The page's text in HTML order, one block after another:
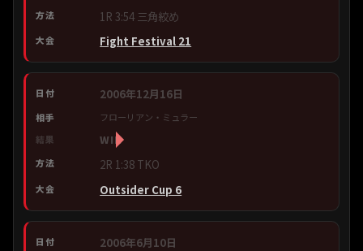
1R 3:54 三角絞め
Fight Festival 21
2006年12月16日
フローリアン・ミュラー
WIN
2R 1:38 TKO
Outsider Cup 6
2006年6月10日